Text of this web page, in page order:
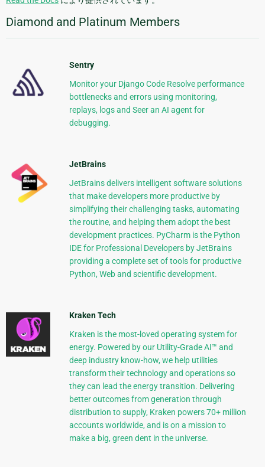
Diamond and Platinum Members
Sentry
Monitor your Django Code Resolve performance
bottlenecks and errors using monitoring,
replays, logs and Seer an AI agent for
debugging.
JetBrains
JetBrains delivers intelligent software solutions
that make developers more productive by
simplifying their challenging tasks, automating
the routine, and helping them adopt the best
development practices. PyCharm is the Python
IDE for Professional Developers by JetBrains
providing a complete set of tools for productive
Python, Web and scientific development.
Kraken Tech
Kraken is the most-loved operating system for
energy. Powered by our Utility-Grade AI™ and
deep industry know-how, we help utilities
transform their technology and operations so
they can lead the energy transition. Delivering
better outcomes from generation through
distribution to supply, Kraken powers 70+ million
accounts worldwide, and is on a mission to
make a big, green dent in the universe.